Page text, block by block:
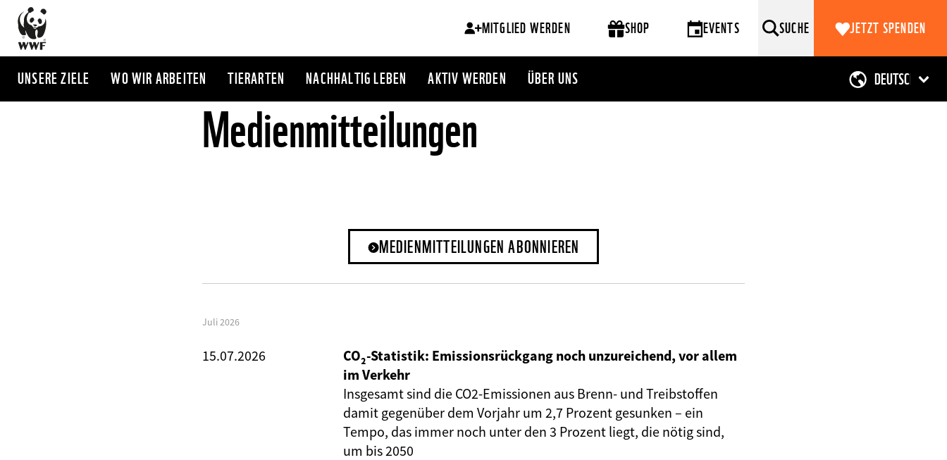
Direkt
zum
Inhalt
MITGLIED WERDEN SHOP EVENTS SUCHE JETZT SPENDEN
UNSERE ZIELE WO WIR ARBEITEN TIERARTEN NACHHALTIG LEBEN AKTIV WERDEN ÜBER UNS
Medienmitteilungen
MEDIENMITTEILUNGEN ABONNIEREN
Juli 2026
15.07.2026
CO₂-Statistik: Emissionsrückgang noch unzureichend, vor allem
im Verkehr
Insgesamt sind die CO2-Emissionen aus Brenn- und Treibstoffen
damit gegenüber dem Vorjahr um 2,7 Prozent gesunken – ein
Tempo, das immer noch unter den 3 Prozent liegt, die nötig sind,
um bis 2050